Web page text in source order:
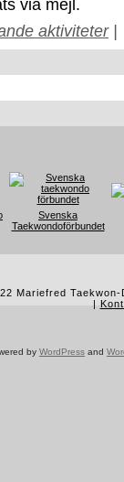
via mejl.
aktiviteter|
Svenska
Taekwondoförbundet
Mariefred
|
by WordPress and